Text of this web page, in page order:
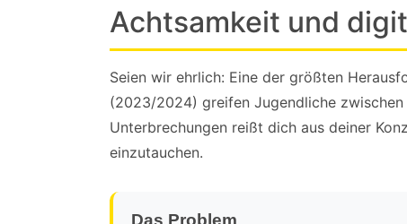
Achtsamkeit und
Seien wir ehrlich: Eine der größten
(2023/2024) greifen Jugendliche
Unterbrechungen reißt dich aus deiner
einzutauchen.
Das Problem